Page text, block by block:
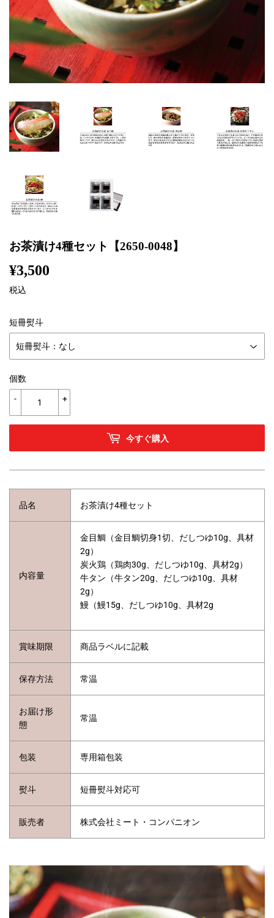
お茶漬け4種セット【2650-0048】
¥3,500
税込
短冊熨斗
個数
+
-
今すぐ購入
品名 お茶漬け4種セット
内容量
金目鯛（金目鯛切身1切、だしつゆ10g、具材
2g）
炭火鶏（鶏肉30g、だしつゆ10g、具材2g）
牛タン（牛タン20g、だしつゆ10g、具材
2g）
鰻（鰻15g、だしつゆ10g、具材2g
賞味期限 商品ラベルに記載
保存方法 常温
お届け形
態
常温
包装 専用箱包装
熨斗 短冊熨斗対応可
販売者 株式会社ミート・コンパニオン